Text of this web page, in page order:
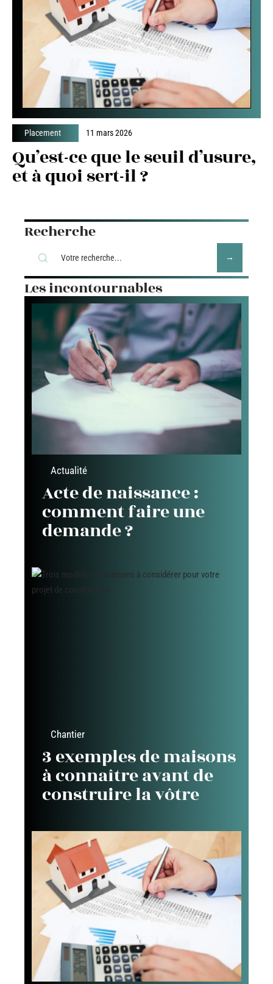
Placement 11 mars 2026
Qu’est-ce que le seuil d’usure,
et à quoi sert-il ?
Recherche
Les incontournables
Actualité
Acte de naissance :
comment faire une
demande ?
Chantier
3 exemples de maisons
à connaître avant de
construire la vôtre